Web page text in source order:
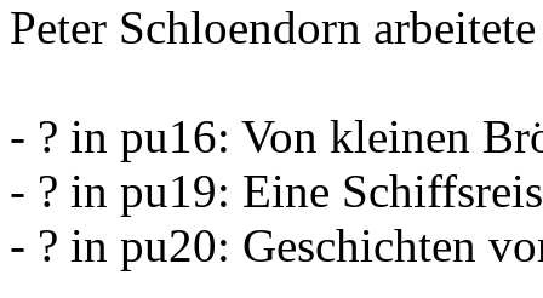
Peter Schloendorn
- ? in pu16: Von kleinen
- ? in pu19: Eine
- ? in pu20: Geschichten